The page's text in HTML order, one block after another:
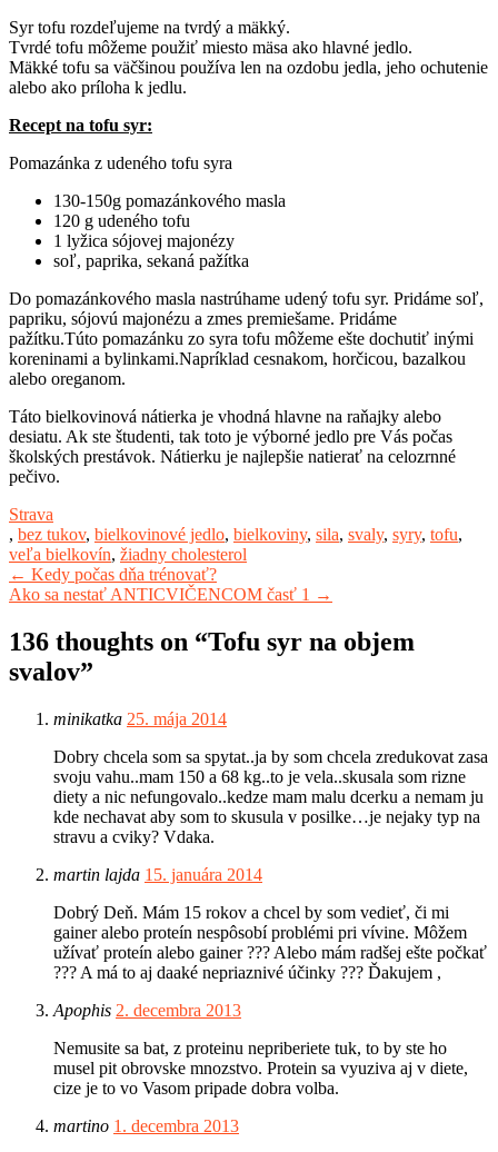
Syr tofu rozdeľujeme na tvrdý a mäkký.
Tvrdé tofu môžeme použiť miesto mäsa ako hlavné jedlo.
Mäkké tofu sa väčšinou používa len na ozdobu jedla, jeho ochutenie
alebo ako príloha k jedlu.
Recept na tofu syr:
Pomazánka z udeného tofu syra
130-150g pomazánkového masla
120 g udeného tofu
1 lyžica sójovej majonézy
soľ, paprika, sekaná pažítka
Do pomazánkového masla nastrúhame udený tofu syr. Pridáme soľ,
papriku, sójovú majonézu a zmes premiešame. Pridáme
pažítku.Túto pomazánku zo syra tofu môžeme ešte dochutiť inými
koreninami a bylinkami.Napríklad cesnakom, horčicou, bazalkou
alebo oreganom.
Táto bielkovinová nátierka je vhodná hlavne na raňajky alebo
desiatu. Ak ste študenti, tak toto je výborné jedlo pre Vás počas
školských prestávok. Nátierku je najlepšie natierať na celozrnné
pečivo.
Strava
, bez tukov, bielkovinové jedlo, bielkoviny, sila, svaly, syry, tofu,
veľa bielkovín, žiadny cholesterol
Post
navigation
← Kedy počas dňa trénovať?
Ako sa nestať ANTICVIČENCOM časť 1 →
136 thoughts on “Tofu syr na objem
svalov”
minikatka 25. mája 2014
Dobry chcela som sa spytat..ja by som chcela zredukovat zasa
svoju vahu..mam 150 a 68 kg..to je vela..skusala som rizne
diety a nic nefungovalo..kedze mam malu dcerku a nemam ju
kde nechavat aby som to skusula v posilke…je nejaky typ na
stravu a cviky? Vdaka.
martin lajda 15. januára 2014
Dobrý Deň. Mám 15 rokov a chcel by som vedieť, či mi
gainer alebo proteín nespôsobí problémi pri vívine. Môžem
užívať proteín alebo gainer ??? Alebo mám radšej ešte počkať
??? A má to aj daaké nepriaznivé účinky ??? Ďakujem ,
Apophis 2. decembra 2013
Nemusite sa bat, z proteinu nepriberiete tuk, to by ste ho
musel pit obrovske mnozstvo. Protein sa vyuziva aj v diete,
cize je to vo Vasom pripade dobra volba.
martino 1. decembra 2013